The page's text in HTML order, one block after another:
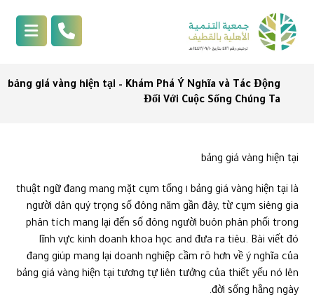
bảng giá vàng hiện tại – Khám Phá Ý Nghĩa và Tác Động
Đối Với Cuộc Sống Chúng Ta
bảng giá vàng hiện tại
bảng giá vàng hiện tại là ١ thuật ngữ đang mang mặt cụm tổng
người dân quý trọng số đông năm gần đây, từ cụm siêng gia
phân tích mang lại đến số đông người buôn phân phối trong
lĩnh vực kinh doanh khoa học and đưa ra tiêu. Bài viết đó
đang giúp mang lại doanh nghiệp cầm rõ hơn về ý nghĩa của
bảng giá vàng hiện tại tương tự liên tưởng của thiết yếu nó lên
đời sống hằng ngày.